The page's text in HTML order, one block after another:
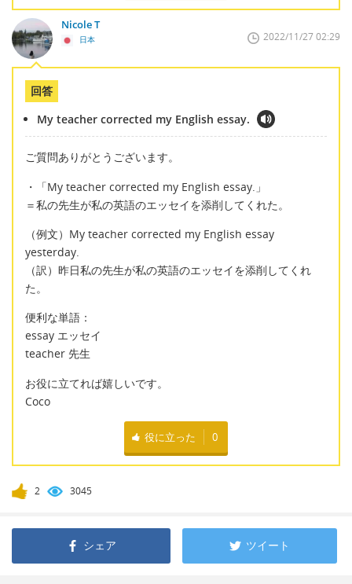
Nicole T
日本 2022/11/27 02:29
回答
My teacher corrected my English essay.
ご質問ありがとうございます。
・「My teacher corrected my English essay.」
＝私の先生が私の英語のエッセイを添削してくれた。
（例文）My teacher corrected my English essay
yesterday.
（訳）昨日私の先生が私の英語のエッセイを添削してくれ
た。
便利な単語：
essay エッセイ
teacher 先生
お役に立てれば嬉しいです。
Coco
役に立った 0
2 3045
シェア ツイート